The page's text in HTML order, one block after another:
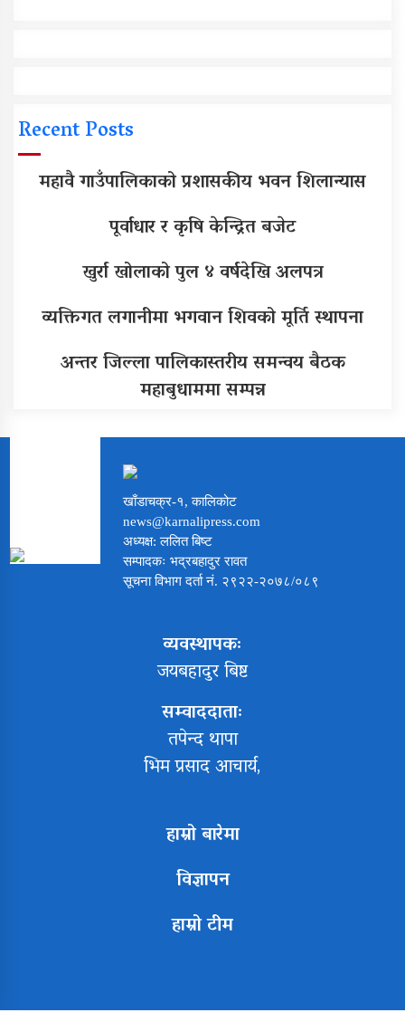
Recent Posts
महावै गाउँपालिकाको प्रशासकीय भवन शिलान्यास
पूर्वाधार र कृषि केन्द्रित बजेट
खुर्रा खोलाको पुल ४ वर्षदेखि अलपत्र
व्यक्तिगत लगानीमा भगवान शिवको मूर्ति स्थापना
अन्तर जिल्ला पालिकास्तरीय समन्वय बैठक
महाबुधाममा सम्पन्न
खाँडाचक्र-१, कालिकोट
news@karnalipress.com
अध्यक्ष: ललित बिष्ट
सम्पादकः भद्रबहादुर रावत
सूचना विभाग दर्ता नं. २९२२-२०७८/०८९
व्यवस्थापकः
जयबहादुर बिष्ट
सम्वाददाताः
तपेन्द थापा
भिम प्रसाद आचार्य,
हाम्रो बारेमा
विज्ञापन
हाम्रो टीम